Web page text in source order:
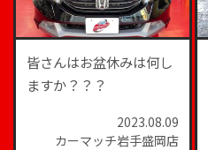
皆さんはお盆休みは何し
ますか？？？
2023.08.09
カーマッチ岩手盛岡店